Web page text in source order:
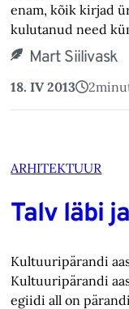
enam, kõik kirjad
kulutanud need
Mart Siilivask
18. IV 2013 2
ARHITEKTUUR
Talv läbi
Kultuuripärandi
Kultuuripärandi
egiidi all on